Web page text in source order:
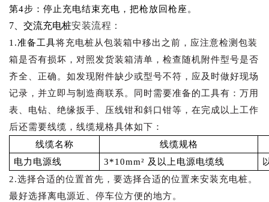
第4步：停止充电结束充电，把枪放回枪座。
7、交流充电桩安装流程：
1.准备工具将充电桩从包装箱中移出之前，应注意检测包装
箱是否有损坏，对照发货装箱清单，检查随机附件型号是否
齐全、正确。如发现附件缺少或型号不符，应及时做好现场
记录，并立即与制造商联系。同时需要准备的工具有：万用
表、电钻、绝缘扳手、压线钳和斜口钳等，在完成以上工作
后还需要线缆，线缆规格具体如下：
线缆名称
线缆规格
电力电源线
3*10mm² 及以上电源电缆线
2.选择合适的位置首先，要选择合适的位置来安装充电桩。
最好选择离电源近、停车位方便的地方。